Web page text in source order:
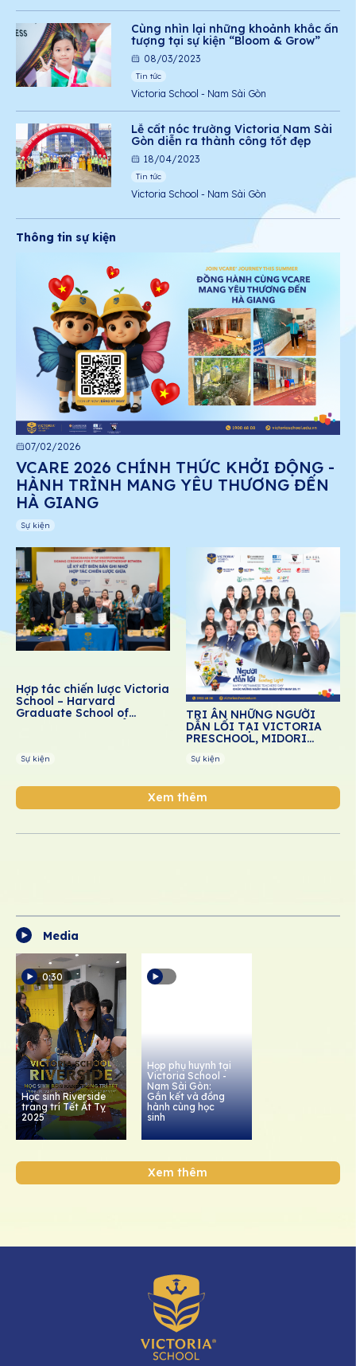
Cùng nhìn lại những khoảnh khắc ấn
tượng tại sự kiện “Bloom & Grow”
08/03/2023
Tin tức
Victoria School - Nam Sài Gòn
Lễ cất nóc trường Victoria Nam Sài
Gòn diễn ra thành công tốt đẹp
18/04/2023
Tin tức
Victoria School - Nam Sài Gòn
Thông tin sự kiện
07/02/2026
VCARE 2026 CHÍNH THỨC KHỞI ĐỘNG -
HÀNH TRÌNH MANG YÊU THƯƠNG ĐẾN
HÀ GIANG
Sự kiện
Hợp tác chiến lược Victoria
School – Harvard
Graduate School of
Sự kiện
TRI ÂN NHỮNG NGƯỜI
DẪN LỐI TẠI VICTORIA
PRESCHOOL, MIDORI
SCHOOL
Sự kiện
Xem thêm
Media
0:30
Học sinh Riverside
trang trí Tết Ất Tỵ
2025
Họp phụ huynh tại
Victoria School -
Nam Sài Gòn:
Gắn kết và đồng
hành cùng học
sinh
Xem thêm